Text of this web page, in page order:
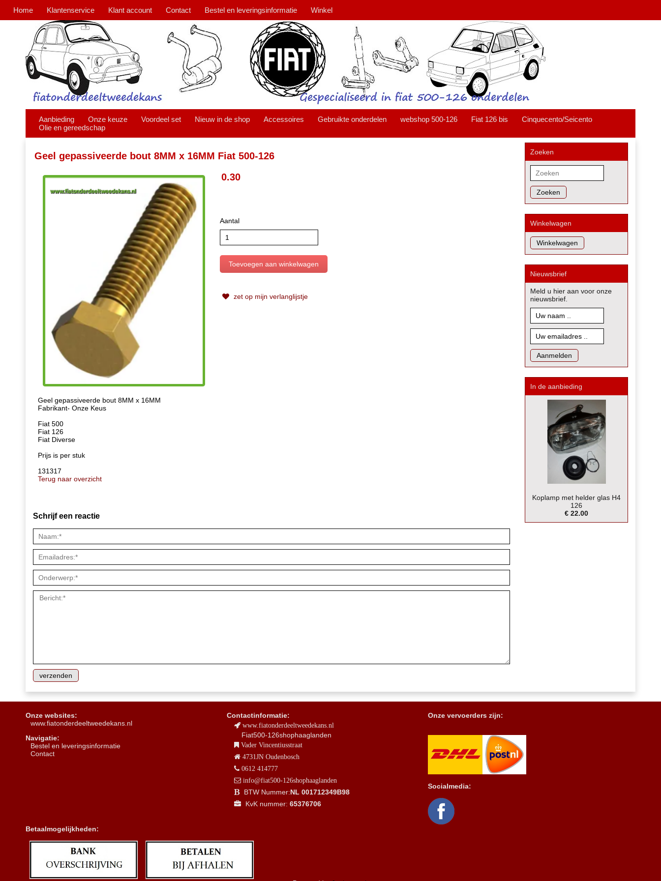
Home Klantenservice Klant account Contact Bestel en leveringsinformatie Winkel
Aanbieding Onze keuze Voordeel set Nieuw in de shop Accessoires Gebruikte onderdelen webshop 500-126 Fiat 126 bis
Cinquecento/Seicento
Olie en gereedschap
Geel gepassiveerde bout 8MM x 16MM Fiat 500-126
0.30
Aantal
zet op mijn verlanglijstje
Geel gepassiveerde bout 8MM x 16MM
Fabrikant- Onze Keus
Fiat 500
Fiat 126
Fiat Diverse
Prijs is per stuk
131317
Terug naar overzicht
Schrijf een reactie
Zoeken
Zoeken
Winkelwagen
Nieuwsbrief
Meld u hier aan voor onze
nieuwsbrief.
In de aanbieding
Koplamp met helder glas H4
126
€ 22.00
Onze websites:
www.fiatonderdeeltweedekans.nl
Navigatie:
Bestel en leveringsinformatie
Contact
Contactinformatie:
www.fiatonderdeeltweedekans.nl
Fiat500-126shophaaglanden
Vader Vincentiusstraat
4731JN Oudenbosch
0612 414777
info@fiat500-126shophaaglanden
BTW Nummer:NL 001712349B98
KvK nummer:65376706
Onze vervoerders zijn:
Socialmedia:
Betaalmogelijkheden: